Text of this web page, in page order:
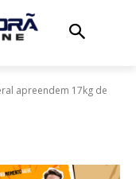
apreendem 17kg de